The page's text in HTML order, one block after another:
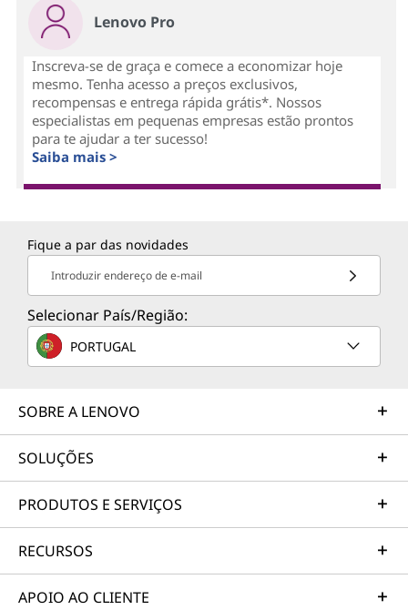
Lenovo Pro
Inscreva-se de graça e comece a economizar hoje
mesmo. Tenha acesso a preços exclusivos,
recompensas e entrega rápida grátis*. Nossos
especialistas em pequenas empresas estão prontos
para te ajudar a ter sucesso!
Saiba mais >
Fique a par das novidades
Introduzir endereço de e-mail
Selecionar País/Região:
PORTUGAL
SOBRE A LENOVO
SOLUÇÕES
PRODUTOS E SERVIÇOS
RECURSOS
APOIO AO CLIENTE